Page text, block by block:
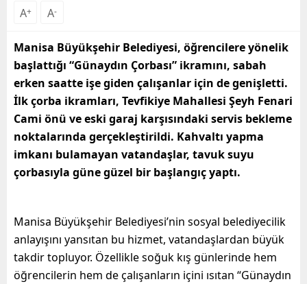
A+ A-
Manisa Büyükşehir Belediyesi, öğrencilere yönelik
başlattığı “Günaydın Çorbası” ikramını, sabah
erken saatte işe giden çalışanlar için de genişletti.
İlk çorba ikramları, Tevfikiye Mahallesi Şeyh Fenari
Cami önü ve eski garaj karşısındaki servis bekleme
noktalarında gerçekleştirildi. Kahvaltı yapma
imkanı bulamayan vatandaşlar, tavuk suyu
çorbasıyla güne güzel bir başlangıç yaptı.
Manisa Büyükşehir Belediyesi’nin sosyal belediyecilik
anlayışını yansıtan bu hizmet, vatandaşlardan büyük
takdir topluyor. Özellikle soğuk kış günlerinde hem
öğrencilerin hem de çalışanların içini ısıtan “Günaydın